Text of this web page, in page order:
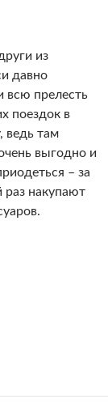
из
давно
всю прелесть
поездок в
ведь там
выгодно и
– за
накупают